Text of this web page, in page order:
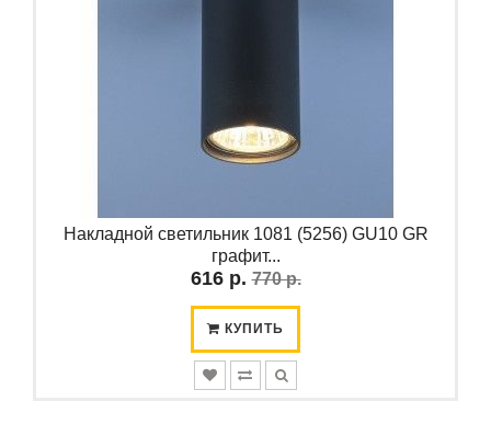
Накладной светильник 1081 (5256) GU10 GR
графит...
616 р. 770 р.
КУПИТЬ